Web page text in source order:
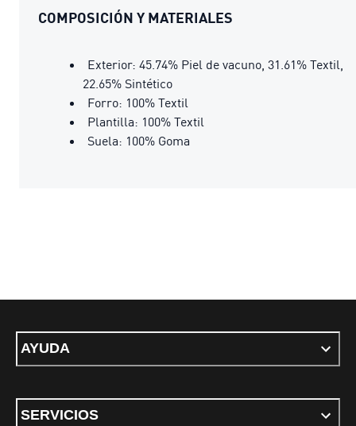
COMPOSICIÓN Y MATERIALES
Exterior: 45.74% Piel de vacuno, 31.61% Textil,
22.65% Sintético
Forro: 100% Textil
Plantilla: 100% Textil
Suela: 100% Goma
AYUDA
SERVICIOS